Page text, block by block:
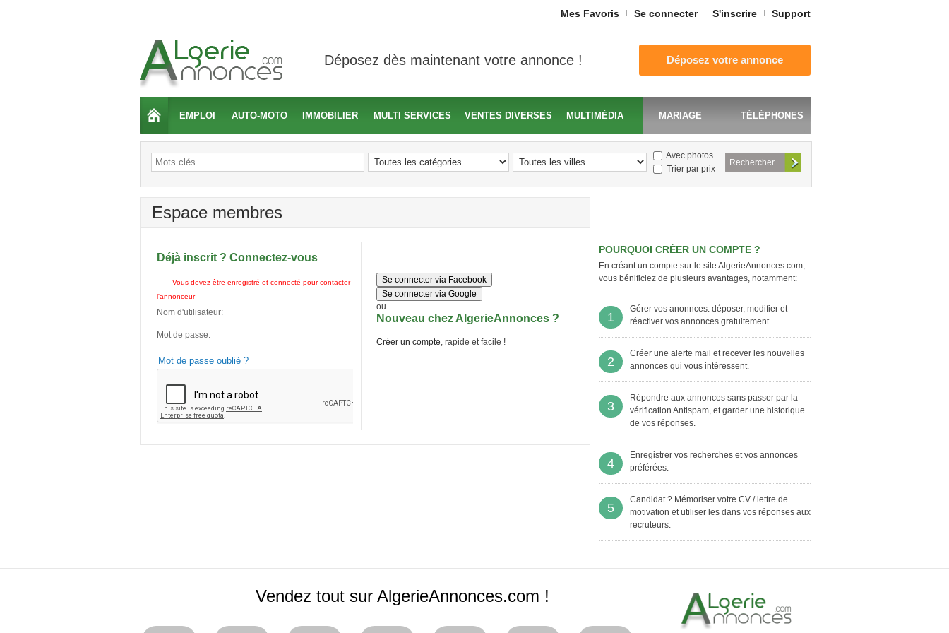
Mes Favoris Se connecter S'inscrire Support
Déposez dès maintenant votre annonce ! Déposez votre annonce
EMPLOI AUTO-MOTO IMMOBILIER MULTI SERVICES VENTES DIVERSES MULTIMÉDIA MARIAGE TÉLÉPHONES
Avec photos
Trier par prix
Espace membres
Déjà inscrit ? Connectez-vous
Vous devez être enregistré et connecté pour contacter
l'annonceur
Nom d'utilisateur:
Mot de passe:
Mot de passe oublié ?
Se connecter via Facebook
Se connecter via Google
ou
Nouveau chez AlgerieAnnonces ?
Créer un compte, rapide et facile !
POURQUOI CRÉER UN COMPTE ?
En créant un compte sur le site AlgerieAnnonces.com,
vous bénificiez de plusieurs avantages, notamment:
1
Gérer vos anonnces: déposer, modifier et
réactiver vos annonces gratuitement.
2
Créer une alerte mail et recever les nouvelles
annonces qui vous intéressent.
3
Répondre aux annonces sans passer par la
vérification Antispam, et garder une historique
de vos réponses.
4
Enregistrer vos recherches et vos annonces
préférées.
5
Candidat ? Mémoriser votre CV / lettre de
motivation et utiliser les dans vos réponses aux
recruteurs.
Vendez tout sur AlgerieAnnonces.com !